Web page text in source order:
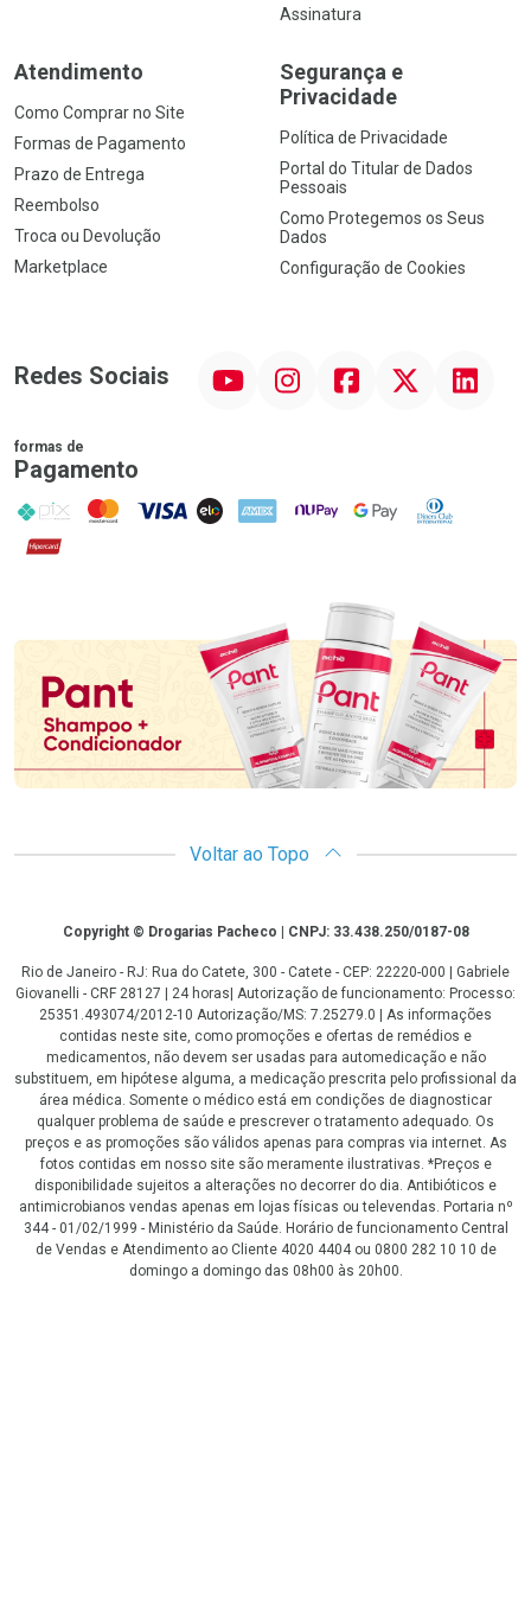
Assinatura
Atendimento
Como Comprar no Site
Formas de Pagamento
Prazo de Entrega
Reembolso
Troca ou Devolução
Marketplace
Segurança e
Privacidade
Política de Privacidade
Portal do Titular de Dados
Pessoais
Como Protegemos os Seus
Dados
Configuração de Cookies
Redes Sociais InstagramFacebookTwitter Linkedin
formas de
Pagamento
PIX MasterCard
VISA ELO AMEX NuPay Google PayDiners Club
Hipercard
Promoção em Destaque
Voltar ao Topo
CopyrightCopyright © Drogarias Pacheco | CNPJ: 33.438.250/0187-08
Rio de Janeiro - RJ: Rua do Catete, 300 - Catete - CEP: 22220-000 | Gabriele
Giovanelli - CRF 28127 | 24 horas| Autorização de funcionamento: Processo:
25351.493074/2012-10 Autorização/MS: 7.25279.0 | As informações
contidas neste site, como promoções e ofertas de remédios e
medicamentos, não devem ser usadas para automedicação e não
substituem, em hipótese alguma, a medicação prescrita pelo profissional da
área médica. Somente o médico está em condições de diagnosticar
qualquer problema de saúde e prescrever o tratamento adequado. Os
preços e as promoções são válidos apenas para compras via internet. As
fotos contidas em nosso site são meramente ilustrativas. *Preços e
disponibilidade sujeitos a alterações no decorrer do dia. Antibióticos e
antimicrobianos vendas apenas em lojas físicas ou televendas. Portaria nº
344 - 01/02/1999 - Ministério da Saúde. Horário de funcionamento Central
de Vendas e Atendimento ao Cliente 4020 4404 ou 0800 282 10 10 de
domingo a domingo das 08h00 às 20h00.